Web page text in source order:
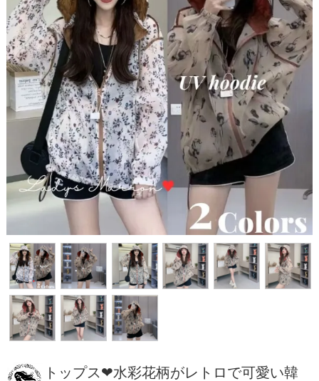
トップス❤水彩花柄がレトロで可愛い韓